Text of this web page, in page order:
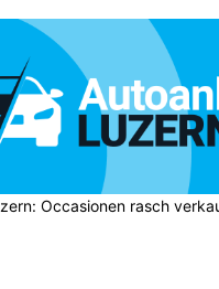
Occasionen rasch